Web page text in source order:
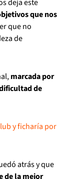
deja este
que nos
que no
de
marcada por
de
y ficharía por
atrás y que
de la mejor